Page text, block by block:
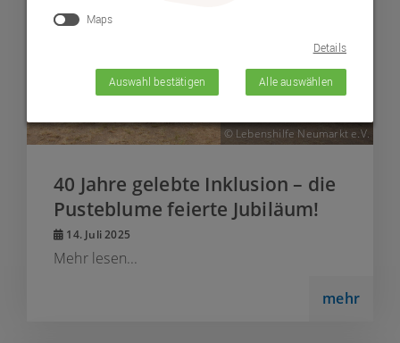
© Lebenshilfe Neumarkt e.V.
40 Jahre gelebte Inklusion – die
Pusteblume feierte Jubiläum!
14. Juli 2025
Mehr lesen...
mehr
Auswahl bestätigen Alle auswählen
Maps
Details